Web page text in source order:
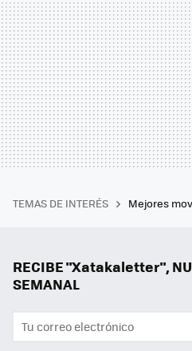
TEMAS DE INTERÉS Mejores
RECIBE "Xatakaletter",
SEMANAL